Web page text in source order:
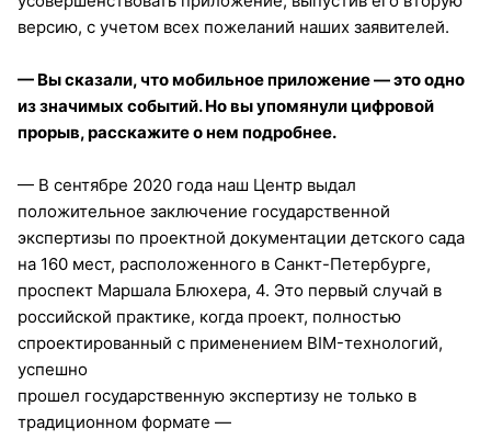
версию, с учетом всех пожеланий наших заявителей.
— Вы сказали, что мобильное приложение — это одно
из значимых событий. Но вы упомянули цифровой
прорыв, расскажите о нем подробнее.
— В сентябре 2020 года наш Центр выдал
положительное заключение государственной
экспертизы по проектной документации детского сада
на 160 мест, расположенного в Санкт-Петербурге,
проспект Маршала Блюхера, 4. Это первый случай в
российской практике, когда проект, полностью
спроектированный с применением BIM-технологий,
успешно
прошел государственную экспертизу не только в
традиционном формате —